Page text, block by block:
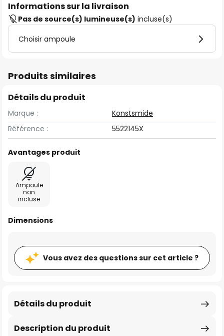
Informations sur la livraison
Pas de source(s) lumineuse(s) incluse(s)
Choisir ampoule
Produits similaires
Détails du produit
Marque :
Konstsmide
Référence :
5522145X
Avantages produit
Ampoule
non
incluse
Dimensions
Vous avez des questions sur cet article ?
Description du produit
Détails du produit